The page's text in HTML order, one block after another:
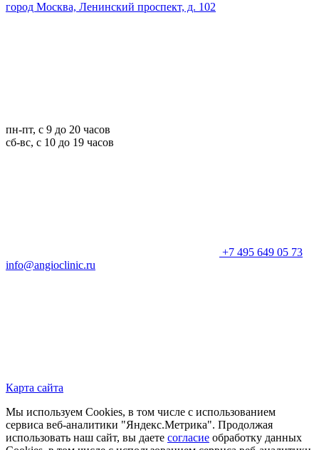
город Москва, Ленинский проспект, д. 102
пн-пт, с 9 до 20 часов
сб-вс, с 10 до 19 часов
+7 495 649 05 73
info@angioclinic.ru
Карта сайта
Мы используем Cookies, в том числе с использованием
сервиса веб-аналитики "Яндекс.Метрика". Продолжая
использовать наш сайт, вы даете согласие обработку данных